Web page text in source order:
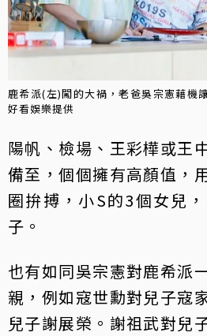
鹿希派(左)闖的大禍，老爸吳宗憲藉機
好看娛樂提供
陽帆、檢場、王彩樺或王
備至，個個擁有高顏值，
圈拚搏，小S的3個女兒
子。
也有如同吳宗憲對鹿希派
親，例如寇世勳對兒子寇
兒子謝展榮。謝祖武對兒